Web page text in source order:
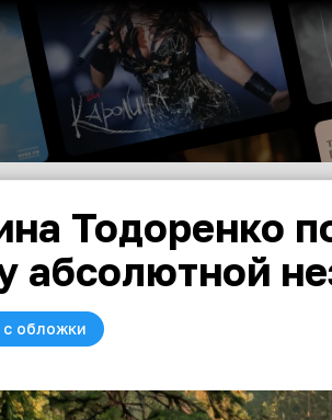
Тодоренко
абсолютной
обложки